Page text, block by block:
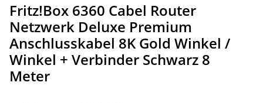
Fritz!Box 6360 Cabel Router
Netzwerk Deluxe Premium
Anschlusskabel 8K Gold Winkel /
Winkel + Verbinder Schwarz 8
Meter